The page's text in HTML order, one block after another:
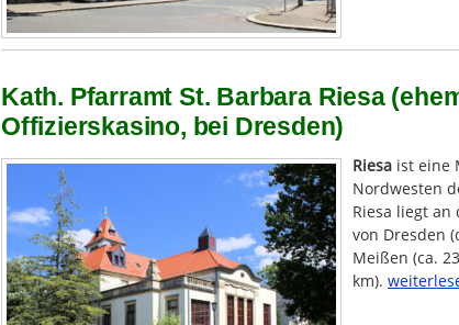
Kath. Pfarramt St. Barbara Riesa
Offizierskasino, bei Dresden)
Riesa ist eine
Nordwesten
Riesa liegt an
von Dresden
Meißen (ca.
km).